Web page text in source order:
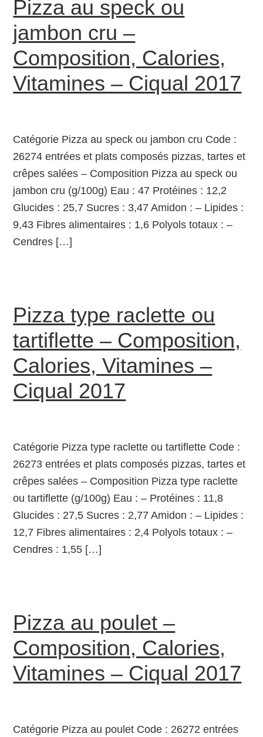
Pizza au speck ou
jambon cru –
Composition, Calories,
Vitamines – Ciqual 2017
Catégorie Pizza au speck ou jambon cru Code :
26274 entrées et plats composés pizzas, tartes et
crêpes salées – Composition Pizza au speck ou
jambon cru (g/100g) Eau : 47 Protéines : 12,2
Glucides : 25,7 Sucres : 3,47 Amidon : – Lipides :
9,43 Fibres alimentaires : 1,6 Polyols totaux : –
Cendres […]
Pizza type raclette ou
tartiflette – Composition,
Calories, Vitamines –
Ciqual 2017
Catégorie Pizza type raclette ou tartiflette Code :
26273 entrées et plats composés pizzas, tartes et
crêpes salées – Composition Pizza type raclette
ou tartiflette (g/100g) Eau : – Protéines : 11,8
Glucides : 27,5 Sucres : 2,77 Amidon : – Lipides :
12,7 Fibres alimentaires : 2,4 Polyols totaux : –
Cendres : 1,55 […]
Pizza au poulet –
Composition, Calories,
Vitamines – Ciqual 2017
Catégorie Pizza au poulet Code : 26272 entrées